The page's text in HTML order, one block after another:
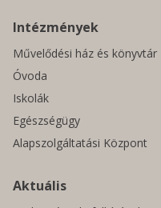
Intézmények
Művelődési ház és könyvtár
Óvoda
Iskolák
Egészségügy
Alapszolgáltatási Központ
Aktuális